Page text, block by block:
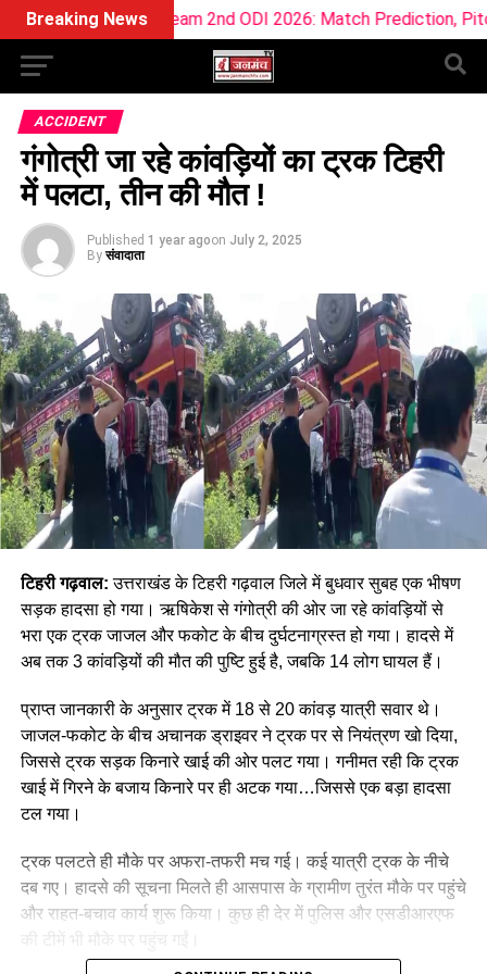
Breaking News
Team 2nd ODI 2026: Match Prediction, Pitch Report &
ACCIDENT
गंगोत्री जा रहे कांवड़ियों का ट्रक टिहरी
में पलटा, तीन की मौत !
Published 1 year agoon July 2, 2025
By संवादाता
टिहरी गढ़वाल:उत्तराखंड के टिहरी गढ़वाल जिले में बुधवार सुबह एक भीषण
सड़क हादसा हो गया। ऋषिकेश से गंगोत्री की ओर जा रहे कांवड़ियों से
भरा एक ट्रक जाजल और फकोट के बीच दुर्घटनाग्रस्त हो गया। हादसे में
अब तक 3 कांवड़ियों की मौत की पुष्टि हुई है, जबकि 14 लोग घायल हैं।
प्राप्त जानकारी के अनुसार ट्रक में 18 से 20 कांवड़ यात्री सवार थे।
जाजल-फकोट के बीच अचानक ड्राइवर ने ट्रक पर से नियंत्रण खो दिया,
जिससे ट्रक सड़क किनारे खाई की ओर पलट गया। गनीमत रही कि ट्रक
खाई में गिरने के बजाय किनारे पर ही अटक गया…जिससे एक बड़ा हादसा
टल गया।
ट्रक पलटते ही मौके पर अफरा-तफरी मच गई। कई यात्री ट्रक के नीचे
दब गए। हादसे की सूचना मिलते ही आसपास के ग्रामीण तुरंत मौके पर पहुंचे
और राहत-बचाव कार्य शुरू किया। कुछ ही देर में पुलिस और एसडीआरएफ